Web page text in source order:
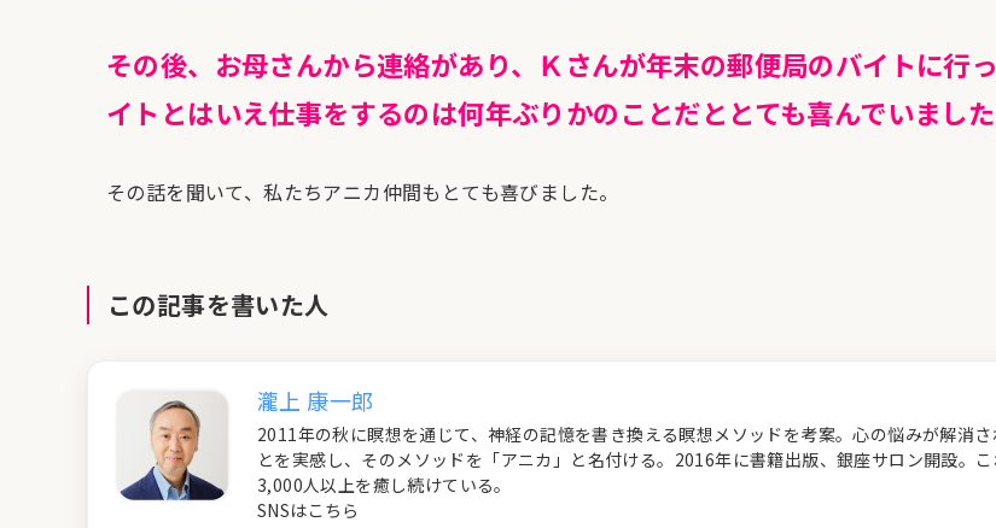
その後、お母さんから連絡があり、Ｋさんが年末の郵便局のバイトに行
イトとはいえ仕事をするのは何年ぶりかのことだととても喜んでいました
その話を聞いて、私たちアニカ仲間もとても喜びました。
この記事を書いた人
瀧上 康一郎
2011年の秋に瞑想を通じて、神経の記憶を書き換える瞑想メソッドを考案。心の悩みが解消さ
とを実感し、そのメソッドを「アニカ」と名付ける。2016年に書籍出版、銀座サロン開設。
3,000人以上を癒し続けている。
SNSはこちら